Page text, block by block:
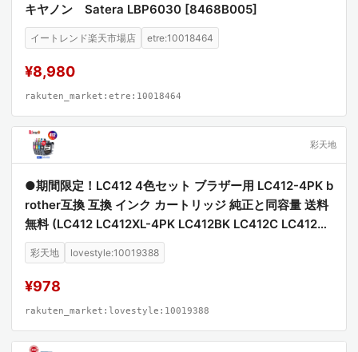
キヤノン Satera LBP6030 [8468B005]
イートレンド楽天市場店 etre:10018464
¥8,980
rakuten_market:etre:10018464
彩天地
●期間限定！LC412 4色セット ブラザー用 LC412-4PK b
rother互換 互換 インク カートリッジ 純正と同容量 送料
無料 (LC412 LC412XL-4PK LC412BK LC412C LC412M
LC412Y LC412XLBK LC412XLC LC412XLM LC412XLY
MFC-J7100CDW MFC-J7300CDW)
彩天地 lovestyle:10019388
¥978
rakuten_market:lovestyle:10019388